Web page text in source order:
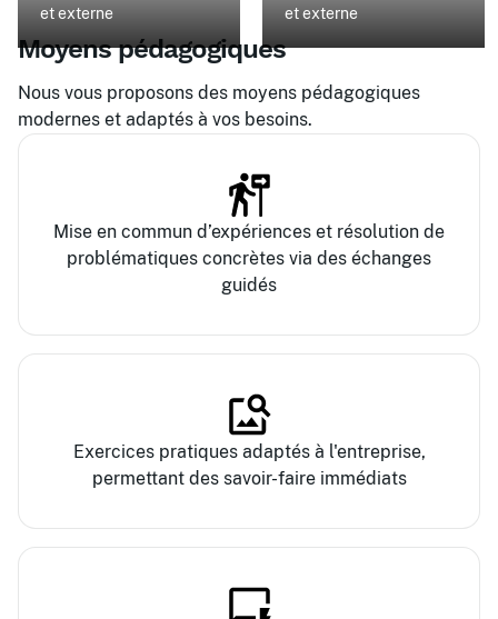
et externe
et externe
Moyens pédagogiques
Nous vous proposons des moyens pédagogiques
modernes et adaptés à vos besoins.
Mise en commun d’expériences et résolution de
problématiques concrètes via des échanges
guidés
Exercices pratiques adaptés à l'entreprise,
permettant des savoir-faire immédiats